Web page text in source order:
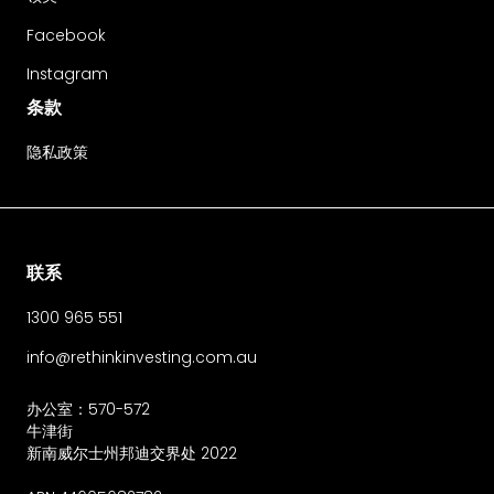
Facebook
Instagram
条款
隐私政策
联系
1300 965 551
info@rethinkinvesting.com.au
办公室：570-572
牛津街
新南威尔士州邦迪交界处 2022